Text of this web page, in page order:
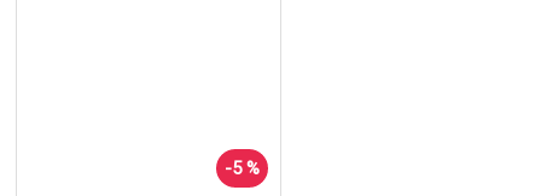
-5 %